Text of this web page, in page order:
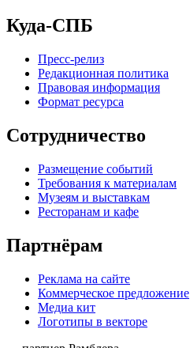
Куда-СПБ
Пресс-релиз
Редакционная политика
Правовая информация
Формат ресурса
Сотрудничество
Размещение событий
Требования к материалам
Музеям и выставкам
Ресторанам и кафе
Партнёрам
Реклама на сайте
Коммерческое предложение
Медиа кит
Логотипы в векторе